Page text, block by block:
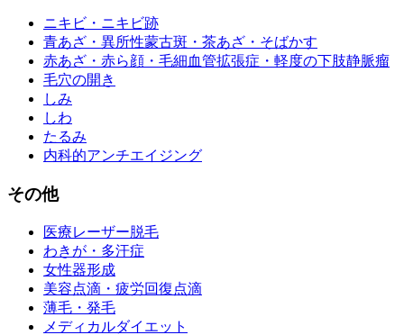
ニキビ・ニキビ跡
青あざ・異所性蒙古斑・茶あざ・そばかす
赤あざ・赤ら顔・毛細血管拡張症・軽度の下肢静脈瘤
毛穴の開き
しみ
しわ
たるみ
内科的アンチエイジング
その他
医療レーザー脱毛
わきが・多汗症
女性器形成
美容点滴・疲労回復点滴
薄毛・発毛
メディカルダイエット